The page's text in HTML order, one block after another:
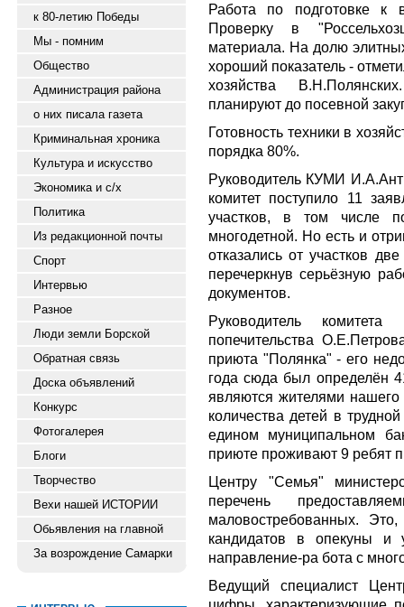
к 80-летию Победы
Мы - помним
Общество
Администрация района
о них писала газета
Криминальная хроника
Культура и искусство
Экономика и с/х
Политика
Из редакционной почты
Спорт
Интервью
Разное
Люди земли Борской
Обратная связь
Доска объявлений
Конкурс
Фотогалерея
Блоги
Творчество
Вехи нашей ИСТОРИИ
Обьявления на главной
За возрождение Самарки
Работа по подготовке к
Проверку в
материала. На долю
хороший показатель -
хозяйства
планируют до посевной
Готовность техники в
порядка 80%.
Руководитель КУМИ
комитет поступило 11
участков, в том числе
многодетной. Но есть и
отказались от участков
перечеркнув серьёзную
документов.
Руководитель
попечительства
приюта "Полянка" - его
года сюда был определён
являются жителями
количества детей в
едином муниципальном
приюте проживают 9 ребят
Центру "Семья"
перечень
маловостребованных. Это,
кандидатов в опекуны и
направление-ра бота с
Ведущий специалист